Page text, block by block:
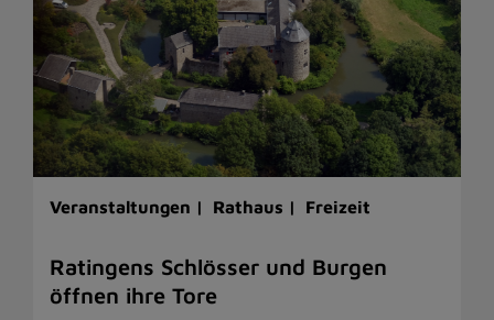
Veranstaltungen | Rathaus | Freizeit
Ratingens Schlösser und Burgen
öffnen ihre Tore